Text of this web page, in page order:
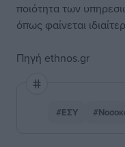
ποιότητα των
όπως φαίνεται
Πηγή ethnos.gr
#ΕΣΥ